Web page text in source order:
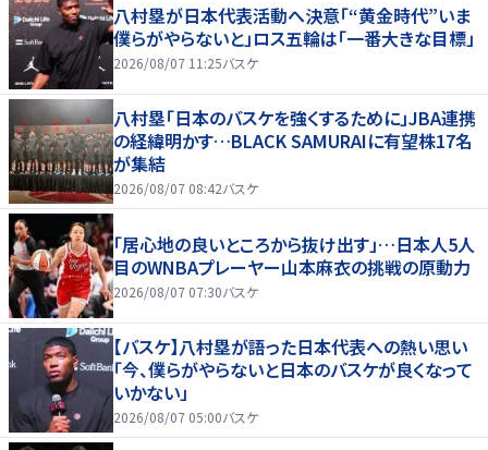
八村塁が日本代表活動へ決意「“黄金時代”いま
僕らがやらないと」ロス五輪は「一番大きな目標」
2026/08/07 11:25バスケ
八村塁「日本のバスケを強くするために」JBA連携
の経緯明かす…BLACK SAMURAIに有望株17名
が集結
2026/08/07 08:42バスケ
「居心地の良いところから抜け出す」…日本人5人
目のWNBAプレーヤー山本麻衣の挑戦の原動力
2026/08/07 07:30バスケ
【バスケ】八村塁が語った日本代表への熱い思い
「今、僕らがやらないと日本のバスケが良くなって
いかない」
2026/08/07 05:00バスケ